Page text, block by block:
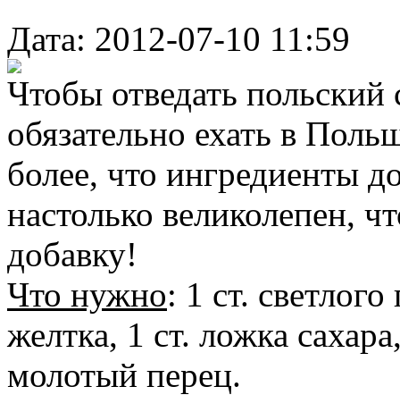
Дата: 2012-07-10 11:59
Чтобы отведать польский
обязательно ехать в
более, что ингредиенты
настолько великолепен,
добавку!
Что нужно: 1 ст.
желтка, 1 ст. ложка
молотый перец.